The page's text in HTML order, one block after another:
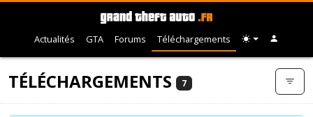
Actualités GTA Forums Téléchargements
TÉLÉCHARGEMENTS 7